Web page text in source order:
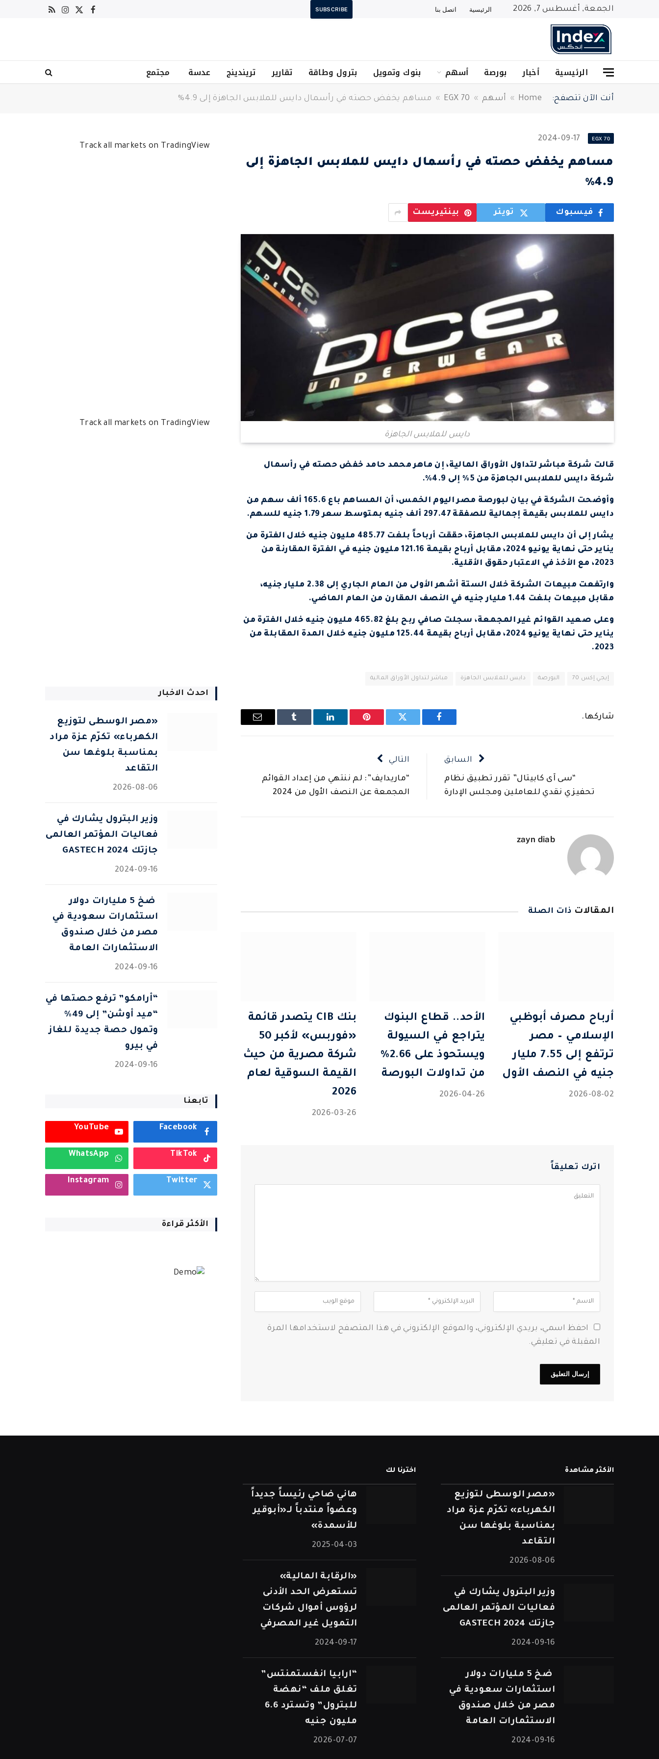
الجمعة, أغسطس 7, 2026 الرئيسية اتصل بنا SUBSCRIBE
فيسبوك
X
الانستغرام
RSS
الرئيسية أخبار بورصة أسهم بنوك وتمويل بترول وطاقة تقارير تريندينج عدسة مجتمع
أنت الآن تتصفح: Home
» أسهم »
EGX 70
» مساهم يخفض حصته في رأسمال دايس للملابس الجاهزة إلى 4.9%
EGX 70
2024-09-17
مساهم يخفض حصته في رأسمال دايس للملابس الجاهزة إلى
4.9%
فيسبوك تويتر بينتيريست
دايس للملابس الجاهزة
قالت شركة مباشر لتداول الأوراق المالية، إن ماهر محمد حامد خفض حصته في رأسمال
شركة دايس للملابس الجاهزة من 5% إلى 4.9%.
وأوضحت الشركة في بيان لبورصة مصر اليوم الخمس، أن المساهم باع 165.6 ألف سهم من
دايس للملابس بقيمة إجمالية للصفقة 297.47 ألف جنيه بمتوسط سعر 1.79 جنيه للسهم.
يشار إلى أن دايس للملابس الجاهزة، حققت أرباحاً بلغت 485.77 مليون جنيه خلال الفترة من
يناير حتى نهاية يونيو 2024، مقابل أرباح بقيمة 121.16 مليون جنيه في الفترة المقارنة من
2023، مع الأخذ في الاعتبار حقوق الأقلية.
وارتفعت مبيعات الشركة خلال الستة أشهر الأولى من العام الجاري إلى 2.38 مليار جنيه،
مقابل مبيعات بلغت 1.44 مليار جنيه في النصف المقارن من العام الماضي.
وعلى صعيد القوائم غير المجمعة، سجلت صافي ربح بلغ 465.82 مليون جنيه خلال الفترة من
يناير حتى نهاية يونيو 2024، مقابل أرباح بقيمة 125.44 مليون جنيه خلال المدة المقابلة من
2023.
إيجي إكس 70 البورصة دايس للملابس الجاهزة مباشر لتداول الأوراق المالية
شاركها.
فيسبوك تويتر بينتيريستلينكدإن Tumblr
البريد
السابق
“سى آى كابيتال” تقرر تطبيق نظام
تحفيزي نقدي للعاملين ومجلس الإدارة
التالي
“ماريدايف”: لم ننتهي من إعداد القوائم
المجمعة عن النصف الأول من 2024
zayn diab
المقالات ذات الصلة
أرباح مصرف أبوظبي
الإسلامي – مصر
ترتفع إلى 7.55 مليار
جنيه في النصف الأول
2026-08-02
الأحد.. قطاع البنوك
يتراجع في السيولة
ويستحوذ على 2.66%
من تداولات البورصة
2026-04-26
بنك CIB يتصدر قائمة
«فوربس» لأكبر 50
شركة مصرية من حيث
القيمة السوقية لعام
2026
2026-03-26
اترك تعليقاً
احفظ اسمي، بريدي الإلكتروني، والموقع الإلكتروني في هذا المتصفح لاستخدامها المرة
المقبلة في تعليقي.
Track all markets on TradingView
Track all markets on TradingView
احدث الاخبار
«مصر الوسطى لتوزيع
الكهرباء» تكرّم عزة مراد
بمناسبة بلوغها سن
التقاعد
2026-08-06
وزير البترول يشارك في
فعاليات المؤتمر العالمى
جازتك 2024 GASTECH
2024-09-16
⁠ ضخ 5 مليارات دولار
استثمارات سعودية في
مصر من خلال صندوق
الاستثمارات العامة
2024-09-16
“أرامكو” ترفع حصتها في
“ميد أوشن” إلى 49%
وتمول حصة جديدة للغاز
في بيرو
2024-09-16
تابعنا
Facebook
YouTube
TikTok
WhatsApp
Twitter
Instagram
الأكثر قراءة
الأكثر مشاهدة
«مصر الوسطى لتوزيع
الكهرباء» تكرّم عزة مراد
بمناسبة بلوغها سن
التقاعد
2026-08-06
وزير البترول يشارك في
فعاليات المؤتمر العالمى
جازتك 2024 GASTECH
2024-09-16
⁠ ضخ 5 مليارات دولار
استثمارات سعودية في
مصر من خلال صندوق
الاستثمارات العامة
2024-09-16
اخترنا لك
هاني ضاحي رئيساً جديداً
وعضواً منتدباً لـ«أبوقير
للأسمدة»
2025-04-03
«الرقابة المالية»
تستعرض الحد الأدنى
لرؤوس أموال شركات
التمويل غير المصرفي
2024-09-17
“ارابيا انفستمنتس”
تغلق ملف “نهضة
للبترول” وتسترد 6.6
مليون جنيه
2026-07-07